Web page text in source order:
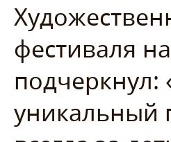
фестиваля
подчеркнул:
уникальный